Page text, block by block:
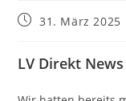
Beitrag31. März 2025
LV Direkt